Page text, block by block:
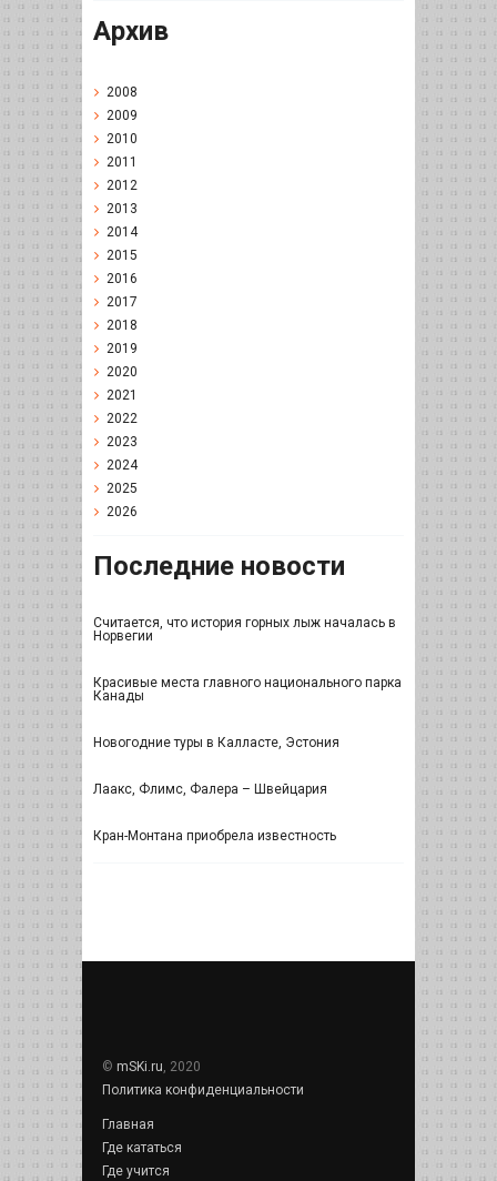
Архив
2008
2009
2010
2011
2012
2013
2014
2015
2016
2017
2018
2019
2020
2021
2022
2023
2024
2025
2026
Последние новости
Считается, что история горных лыж началась в
Норвегии
Красивые места главного национального парка
Канады
Новогодние туры в Калласте, Эстония
Лаакс, Флимс, Фалера – Швейцария
Кран-Монтана приобрела известность
© mSKi.ru , 2020
Политика конфиденциальности
Главная
Где кататься
Где учится